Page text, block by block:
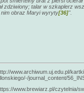
zdziwiony; talar w szkaplerz
nim obraz Maryi wyryty[36]".
www.archiwum.uj.edu.pl/
journal_content/
www.brewiarz.pl/czytelnia/